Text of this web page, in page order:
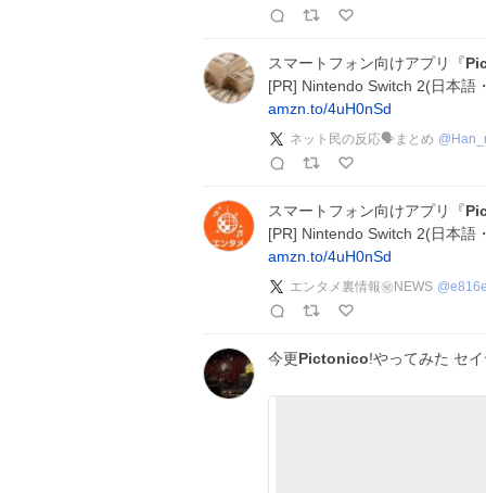
スマートフォン向けアプリ『
[PR] Nintendo Switch 2(日本
amzn.to/4uH0nSd
ネット民の反応🗣️まとめ @
スマートフォン向けアプリ『
[PR] Nintendo Switch 2(日本
amzn.to/4uH0nSd
エンタメ裏情報㊙️NEWS @
今更Pictonico!やってみた セ